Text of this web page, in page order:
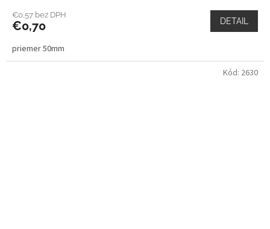
€0,57 bez DPH
€0,70 DETAIL
priemer 50mm
Kód: 2630